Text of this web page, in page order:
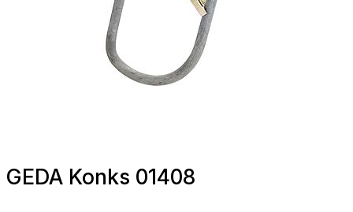
GEDA Konks 01408